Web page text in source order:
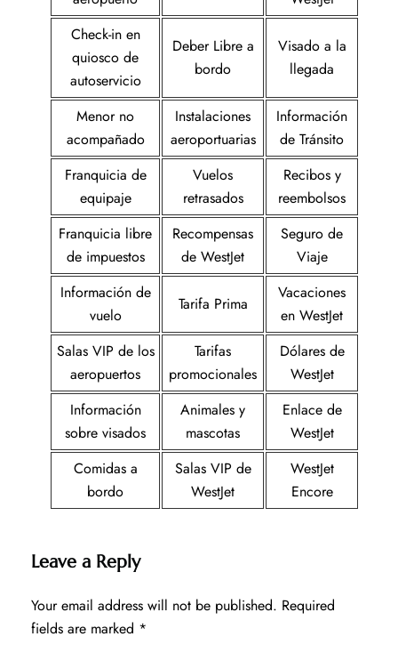
Check-in en
quiosco de
autoservicio
Deber Libre a
bordo
Visado a la
llegada
Menor no
acompañado
Instalaciones
aeroportuarias
Información
de Tránsito
Franquicia de
equipaje
Vuelos
retrasados
Recibos y
reembolsos
Franquicia libre
de impuestos
Recompensas
de WestJet
Seguro de
Viaje
Información de
vuelo
Tarifa Prima
Vacaciones
en WestJet
Salas VIP de los
aeropuertos
Tarifas
promocionales
Dólares de
WestJet
Información
sobre visados
Animales y
mascotas
Enlace de
WestJet
Comidas a
bordo
Salas VIP de
WestJet
WestJet
Encore
Leave a Reply
Your email address will not be published. Required
fields are marked *